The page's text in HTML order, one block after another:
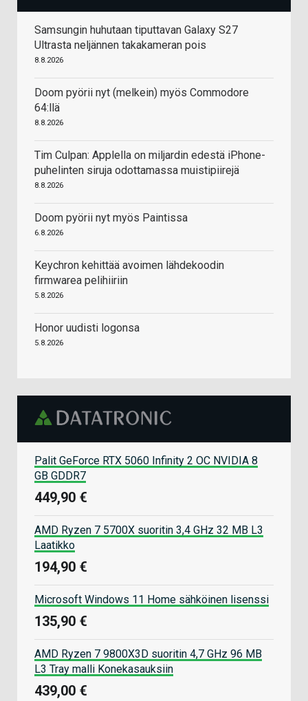
Samsungin huhutaan tiputtavan Galaxy S27
Ultrasta neljännen takakameran pois
8.8.2026
Doom pyörii nyt (melkein) myös Commodore
64:llä
8.8.2026
Tim Culpan: Applella on miljardin edestä iPhone-
puhelinten siruja odottamassa muistipiirejä
8.8.2026
Doom pyörii nyt myös Paintissa
6.8.2026
Keychron kehittää avoimen lähdekoodin
firmwarea pelihiiriin
5.8.2026
Honor uudisti logonsa
5.8.2026
Palit GeForce RTX 5060 Infinity 2 OC NVIDIA 8
GB GDDR7
449,90 €
AMD Ryzen 7 5700X suoritin 3,4 GHz 32 MB L3
Laatikko
194,90 €
Microsoft Windows 11 Home sähköinen lisenssi
135,90 €
AMD Ryzen 7 9800X3D suoritin 4,7 GHz 96 MB
L3 Tray malli Konekasauksiin
439,00 €